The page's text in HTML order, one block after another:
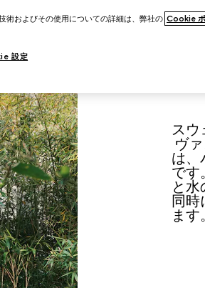
スウ
ヴ
は、
です
と
同時
ま
術およびその使用についての詳細は、弊社の Cookie
設定